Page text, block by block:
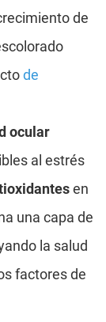
de
de
ocular
al estrés
en
una capa de
la salud
factores de